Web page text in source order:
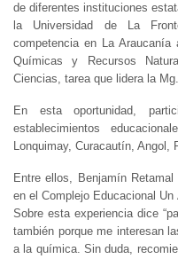
de diferentes instituciones
la Universidad de La
competencia en La Araucanía
Químicas y Recursos
Ciencias, tarea que lidera la
En esta oportunidad,
establecimientos
Lonquimay, Curacautín, Angol,
Entre ellos, Benjamín
en el Complejo Educacional
Sobre esta experiencia dice
también porque me interesan
a la química. Sin duda,